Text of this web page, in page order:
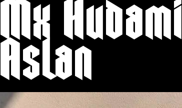
Mx Hudami
Aslan